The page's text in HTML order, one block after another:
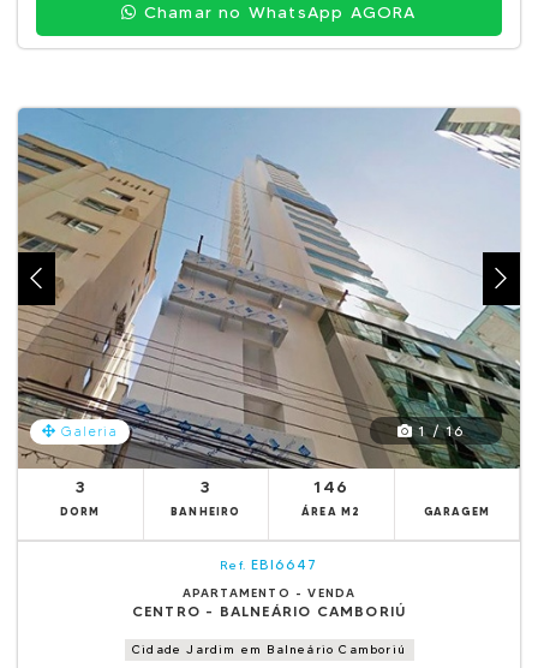
Chamar no WhatsApp AGORA
Galeria 1 / 16
3
DORM
3
BANHEIRO
146
ÁREA M2 GARAGEM
Ref. EBI6647
APARTAMENTO - VENDA
CENTRO - BALNEÁRIO CAMBORIÚ
Cidade Jardim em Balneário Camboriú